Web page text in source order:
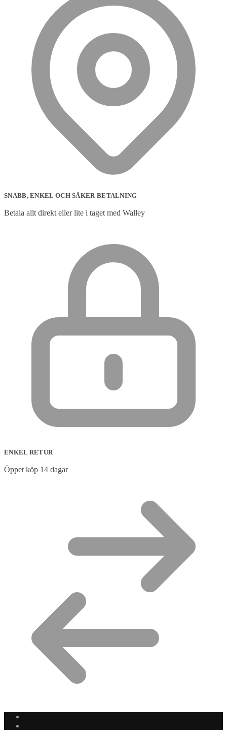
SNABB, ENKEL OCH SÄKER BETALNING
Betala allt direkt eller lite i taget med Walley
ENKEL RETUR
Öppet köp 14 dagar